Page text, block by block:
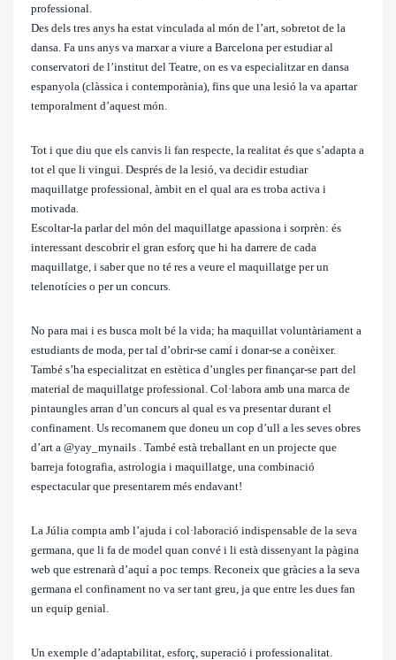
professional.
Des dels tres anys ha estat vinculada al món de l’art, sobretot de la
dansa. Fa uns anys va marxar a viure a Barcelona per estudiar al
conservatori de l’institut del Teatre, on es va especialitzar en dansa
espanyola (clàssica i contemporània), fins que una lesió la va apartar
temporalment d’aquest món.
Tot i que diu que els canvis li fan respecte, la realitat és que s’adapta a
tot el que li vingui. Després de la lesió, va decidir estudiar
maquillatge professional, àmbit en el qual ara es troba activa i
motivada.
Escoltar-la parlar del món del maquillatge apassiona i sorprèn: és
interessant descobrir el gran esforç que hi ha darrere de cada
maquillatge, i saber que no té res a veure el maquillatge per un
telenotícies o per un concurs.
No para mai i es busca molt bé la vida; ha maquillat voluntàriament a
estudiants de moda, per tal d’obrir-se camí i donar-se a conèixer.
També s’ha especialitzat en estètica d’ungles per finançar-se part del
material de maquillatge professional. Col·labora amb una marca de
pintaungles arran d’un concurs al qual es va presentar durant el
confinament. Us recomanem que doneu un cop d’ull a les seves obres
d’art a @yay_mynails . També està treballant en un projecte que
barreja fotografia, astrologia i maquillatge, una combinació
espectacular que presentarem més endavant!
La Júlia compta amb l’ajuda i col·laboració indispensable de la seva
germana, que li fa de model quan convé i li està dissenyant la pàgina
web que estrenarà d’aquí a poc temps. Reconeix que gràcies a la seva
germana el confinament no va ser tant greu, ja que entre les dues fan
un equip genial.
Un exemple d’adaptabilitat, esforç, superació i professionalitat.